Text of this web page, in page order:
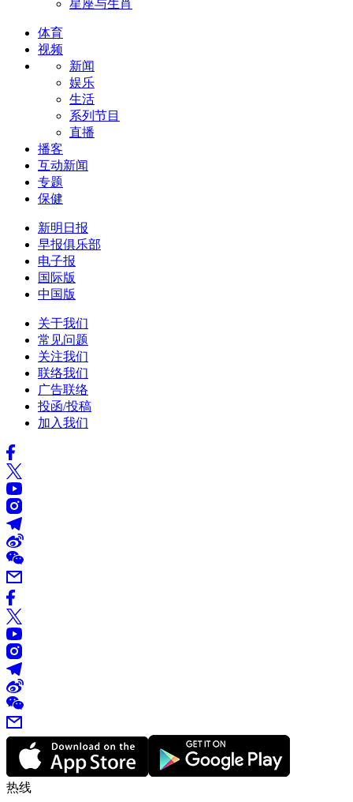
星座与生肖
体育
视频
新闻
娱乐
生活
系列节目
直播
播客
互动新闻
专题
保健
新明日报
早报俱乐部
电子报
国际版
中国版
关于我们
常见问题
关注我们
联络我们
广告联络
投函/投稿
加入我们
热线